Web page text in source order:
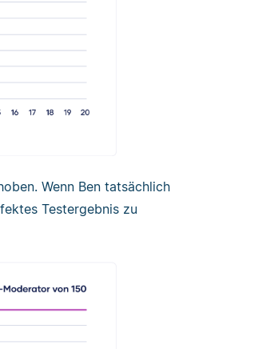
Wenn Ben tatsächlich
Testergebnis zu